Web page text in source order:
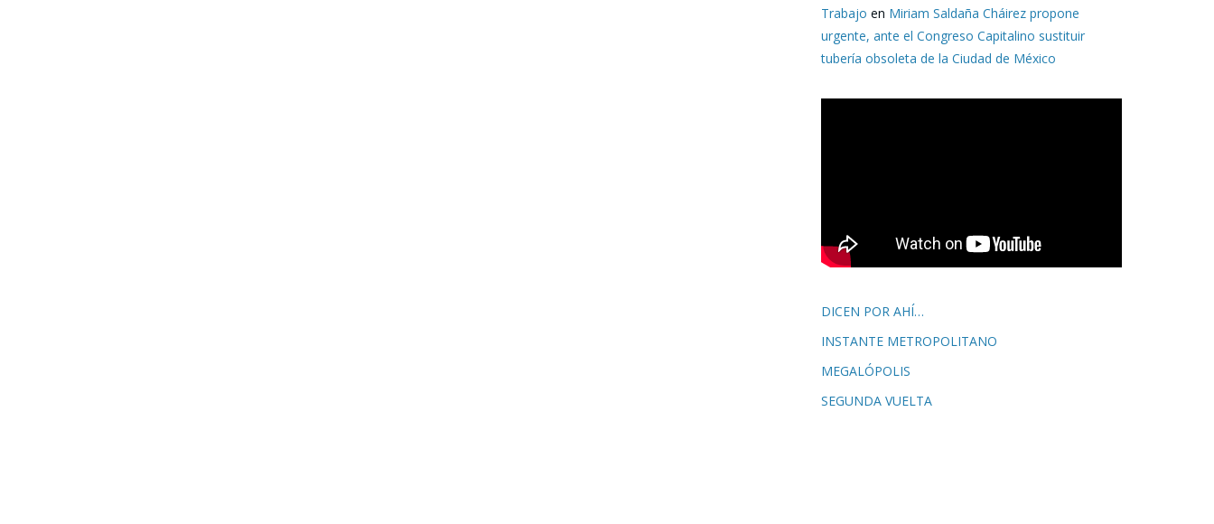
Trabajo en Miriam Saldaña Cháirez propone
urgente, ante el Congreso Capitalino sustituir
tubería obsoleta de la Ciudad de México
DICEN POR AHÍ…
INSTANTE METROPOLITANO
MEGALÓPOLIS
SEGUNDA VUELTA